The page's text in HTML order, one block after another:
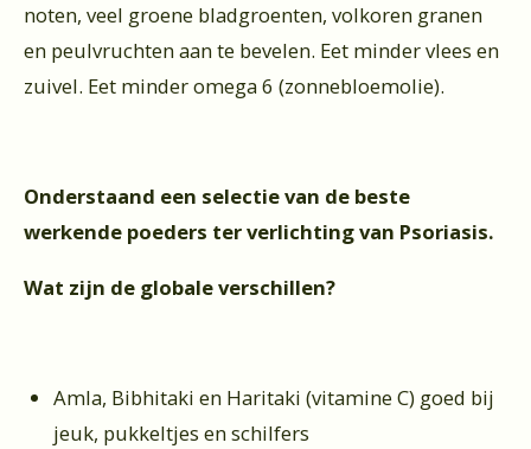
noten, veel groene bladgroenten, volkoren granen
en peulvruchten aan te bevelen. Eet minder vlees en
zuivel. Eet minder omega 6 (zonnebloemolie).
Onderstaand een selectie van de beste
werkende poeders ter verlichting van Psoriasis.
Wat zijn de globale verschillen?
Amla, Bibhitaki en Haritaki (vitamine C) goed bij
jeuk, pukkeltjes en schilfers